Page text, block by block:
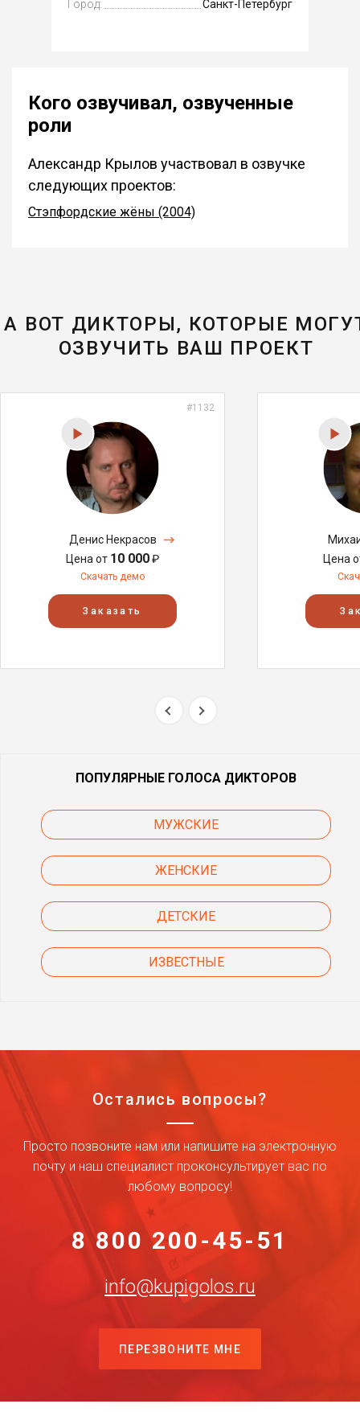
Город:
Санкт-Петербург
Кого озвучивал, озвученные
роли
Александр Крылов участвовал в озвучке
следующих проектов:
Стэпфордские жёны (2004)
А ВОТ ДИКТОРЫ, КОТОРЫЕ
ОЗВУЧИТЬ ВАШ ПРОЕКТ
#1132
Денис Некрасов
Цена от 10 000₽
Скачать демо
Заказать
Цена
ПОПУЛЯРНЫЕ ГОЛОСА ДИКТОРОВ
МУЖСКИЕ
ЖЕНСКИЕ
ДЕТСКИЕ
ИЗВЕСТНЫЕ
Остались вопросы?
Просто позвоните нам или напишите на электронную
почту и наш специалист проконсультирует вас по
любому вопросу!
8 800 200-45-51
info@kupigolos.ru
ПЕРЕЗВОНИТЕ МНЕ